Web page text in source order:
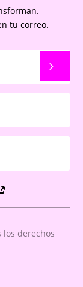
tu correo.
los derechos